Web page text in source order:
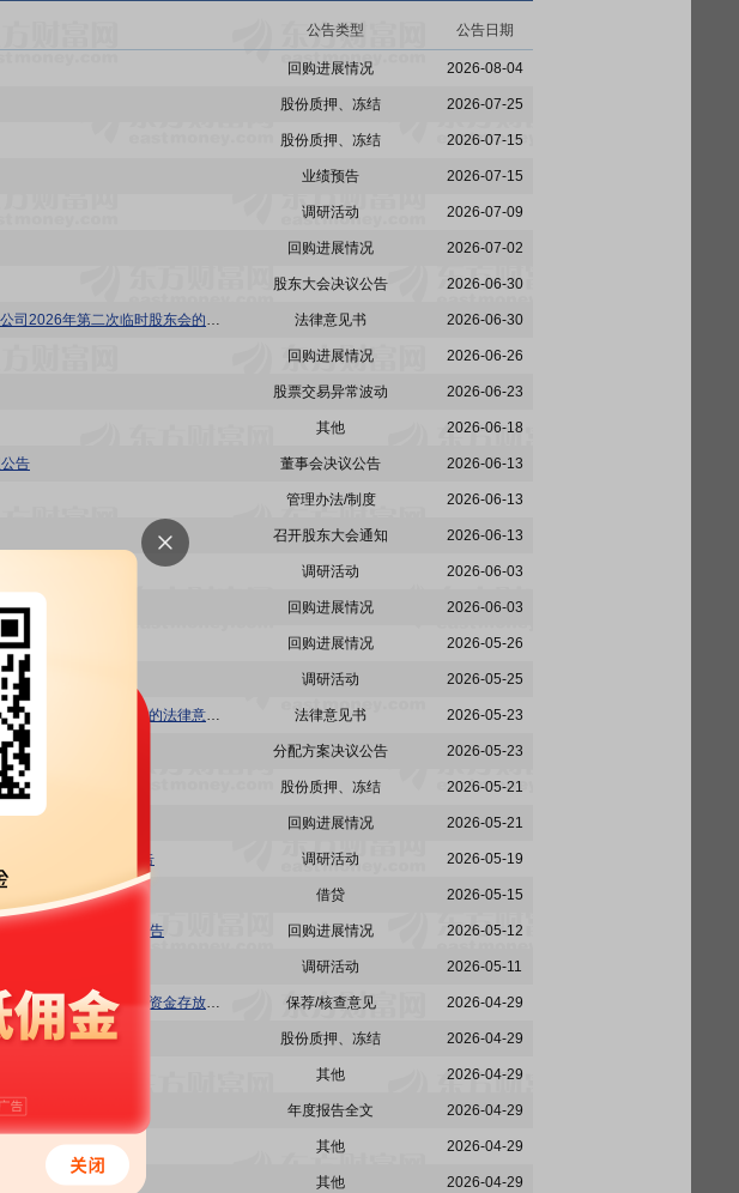
公告类型 公告日期
回购进展情况 2026-08-04
股份质押、冻结 2026-07-25
股份质押、冻结 2026-07-15
业绩预告 2026-07-15
调研活动 2026-07-09
回购进展情况 2026-07-02
股东大会决议公告 2026-06-30
派林生物:北京市嘉源律师事务所关于派斯双林生物制药股份有限公司2026年第二次临时股东会的法律意见书 法律意见书 2026-06-30
回购进展情况 2026-06-26
股票交易异常波动 2026-06-23
其他 2026-06-18
告 董事会决议公告 2026-06-13
管理办法/制度 2026-06-13
召开股东大会通知 2026-06-13
调研活动 2026-06-03
回购进展情况 2026-06-03
回购进展情况 2026-05-26
调研活动 2026-05-25
派林生物:北京市嘉源律师事务所关于派斯双林生物制药股份有限公司2025年年度股东会的法律意见书 法律意见书 2026-05-23
分配方案决议公告 2026-05-23
股份质押、冻结 2026-05-21
回购进展情况 2026-05-21
集体接待日活动的公告 调研活动 2026-05-19
借贷 2026-05-15
件股东持股情况的公告 回购进展情况 2026-05-12
调研活动 2026-05-11
派林生物:国泰海通证券股份有限公司关于派斯双林生物制药股份有限公司2025年度募集资金存放、管理与使用情况的专项核查意见 保荐/核查意见 2026-04-29
股份质押、冻结 2026-04-29
其他 2026-04-29
年度报告全文 2026-04-29
告 其他 2026-04-29
其他 2026-04-29